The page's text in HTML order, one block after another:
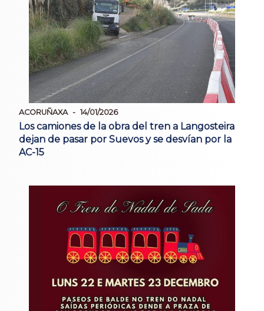
ACORUÑAXA 14/01/2026
Los camiones de la obra del tren a Langosteira
dejan de pasar por Suevos y se desvían por la
AC-15